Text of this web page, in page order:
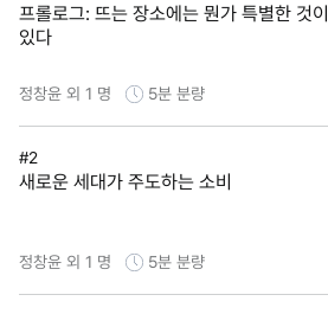
프롤로그: 뜨는 장소에는 뭔가 특별한 것이
있다
정창윤 외 1 명 5분 분량
#2
새로운 세대가 주도하는 소비
정창윤 외 1 명 5분 분량